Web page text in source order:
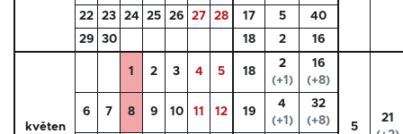
22
23 24 25 26 27 28 17 5
40
29
30 18 2 16
květen
1 2 3 4 5 18
2
(+1)
16
(+8)
5
21
6 7 8 9 10 11 12 19
4
(+1)
32
(+8)